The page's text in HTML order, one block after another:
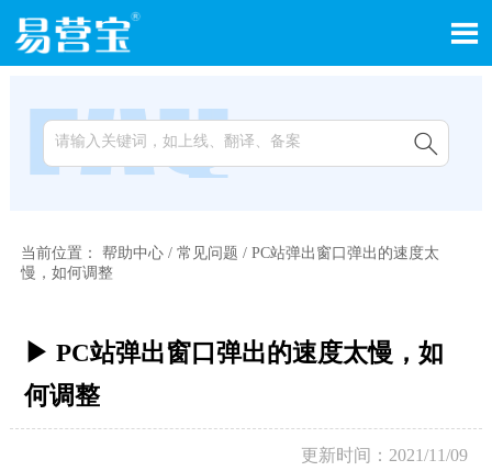


当前位置： 帮助中心/ 常见问题 / PC站弹出窗口弹出的速度太
慢，如何调整
▶ PC站弹出窗口弹出的速度太慢，如
何调整
更新时间：2021/11/09